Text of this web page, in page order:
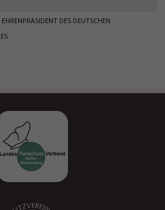
DES DEUTSCHEN